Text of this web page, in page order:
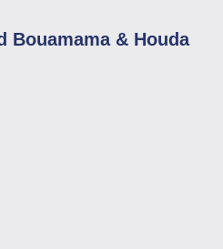
Bouamama & Houda